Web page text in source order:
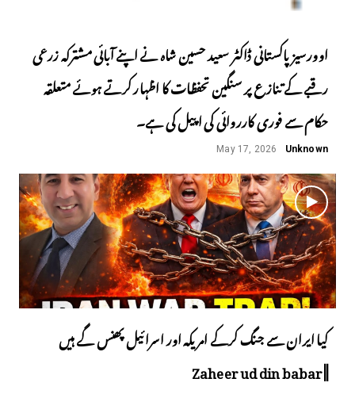
اوورسیز پاکستانی ڈاکٹر سعید حسین شاہ نے اپنے آبائی مشترکہ زرعی
رقبے کے تنازع پر سنگین تحفظات کا اظہار کرتے ہوئے متعلقہ
حکام سے فوری کارروائی کی اپیل کی ہے۔
Unknown
May 17, 2026
کیا ایران سے جنگ کرکے امریکہ اور اسرائیل پھنس گے ہیں
||Zaheer ud din babar